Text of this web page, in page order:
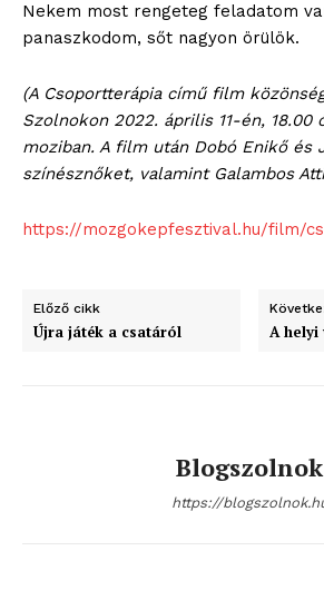
ELŐFIZETÉS
Hasznos
Nekem most rengeteg feladatom
panaszkodom, sőt nagyon örülök.
(A Csoportterápia című film
Szolnokon 2022. április 11-én, 18.00
moziban. A film után Dobó Enikő és
színésznőket, valamint Galambos
https://mozgokepfesztival.hu/film/
Előző cikk
Újra játék a csatáról A helyi
Blogszolnok
https://